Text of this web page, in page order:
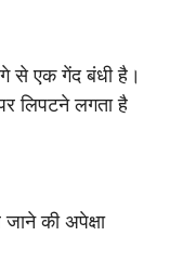
से एक गेंद बंधी है।
लिपटने लगता है
की अपेक्षा